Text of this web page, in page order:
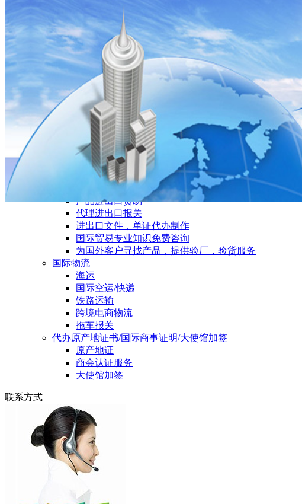
服务项目
产品进出口贸易
代理进出口报关
进出口文件，单证代办制作
国际贸易专业知识免费咨询
为国外客户寻找产品，提供验厂，验货服务
国际物流
海运
国际空运/快递
铁路运输
跨境电商物流
拖车报关
代办原产地证书/国际商事证明/大使馆加签
原产地证
商会认证服务
大使馆加签
联系方式